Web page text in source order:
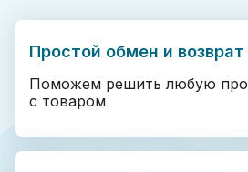
Простой обмен и возврат
Поможем решить любую
с товаром